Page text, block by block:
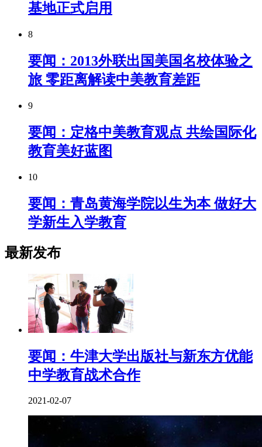
基地正式启用
8
要闻：2013外联出国美国名校体验之
旅 零距离解读中美教育差距
9
要闻：定格中美教育观点 共绘国际化
教育美好蓝图
10
要闻：青岛黄海学院以生为本 做好大
学新生入学教育
最新发布
要闻：牛津大学出版社与新东方优能
中学教育战术合作
2021-02-07